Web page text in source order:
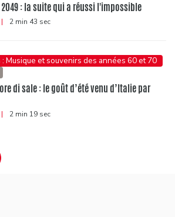
2049 : la suite qui a réussi l'impossible
| 2 min 43 sec
Musique et souvenirs des années 60 et 70
di sale : le goût d’été venu d’Italie par
| 2 min 19 sec